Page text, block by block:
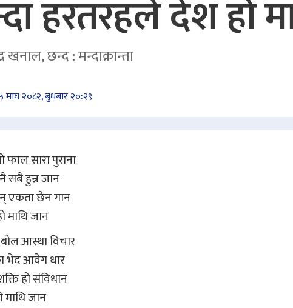
हरतरहले देश हो
छन्द : मन्दाक्रान्ता
माघ २०८२, बुधबार २०:२९
सारा पुराना
सबै हुन्न जान
एकता छैन गान
माथि जान
आस्था विचार
भेद आवेग धार
हो संविधान
माथि जान